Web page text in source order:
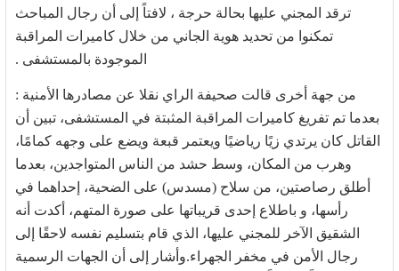
ترقد المجني عليها بحالة حرجة ، لافتاً إلى أن رجال المباحث
تمكنوا من تحديد هوية الجاني من خلال كاميرات المراقبة
الموجودة بالمستشفى .
من جهة أخرى قالت صحيفة الراي نقلا عن مصادرها الأمنية :
بعدما تم تفريغ كاميرات المراقبة المثبتة في المستشفى، تبين أن
القاتل كان يرتدي زيًا رياضيًا ويعتمر قبعة ويضع على وجهه كمامًا،
وهرب من المكان، وسط حشد من الناس المتواجدين، بعدما
أطلق رصاصتين، من سلاح (مسدس) على الضحية، إحداهما في
رأسها، و باطلاع إحدى قريباتها على صورة المتهم، أكدت أنه
الشقيق الآخر للمجني عليها، الذي قام بتسليم نفسه لاحقًا إلى
رجال الأمن في مخفر الجهراء.وأشار إلى أن الجهات الرسمية